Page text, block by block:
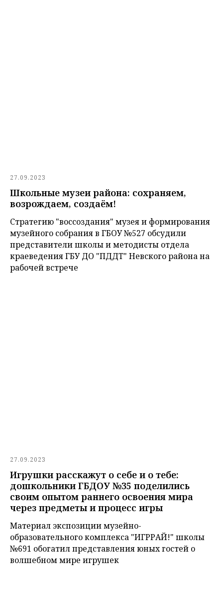
27.09.2023
Школьные музеи района: сохраняем,
возрождаем, создаём!
Стратегию "воссоздания" музея и формирования
музейного собрания в ГБОУ №527 обсудили
представители школы и методисты отдела
краеведения ГБУ ДО "ПДДТ" Невского района на
рабочей встрече
27.09.2023
Игрушки расскажут о себе и о тебе:
дошкольники ГБДОУ №35 поделились
своим опытом раннего освоения мира
через предметы и процесс игры
Материал экспозиции музейно-
образовательного комплекса "ИГРРАЙ!" школы
№691 обогатил представления юных гостей о
волшебном мире игрушек